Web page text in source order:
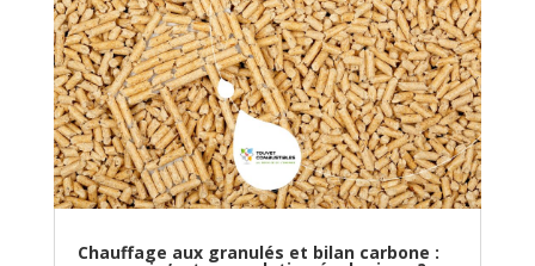
Chauffage aux granulés et bilan carbone :